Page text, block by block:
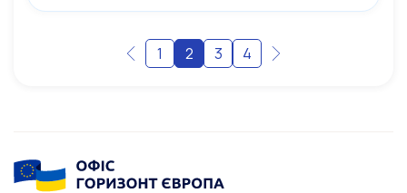
1 2 3 4